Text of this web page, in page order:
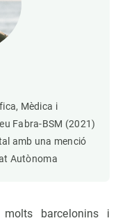
Mèdica i
Fabra-BSM (2021)
amb una menció
Autònoma
molts barcelonins i